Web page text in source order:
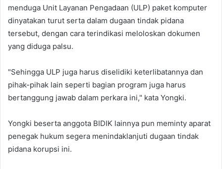
menduga Unit Layanan Pengadaan (ULP) paket komputer
dinyatakan turut serta dalam dugaan tindak pidana
tersebut, dengan cara terindikasi meloloskan dokumen
yang diduga palsu.
"Sehingga ULP juga harus diselidiki keterlibatannya dan
pihak-pihak lain seperti bagian program juga harus
bertanggung jawab dalam perkara ini," kata Yongki.
Yongki beserta anggota BIDIK lainnya pun meminty aparat
penegak hukum segera menindaklanjuti dugaan tindak
pidana korupsi ini.